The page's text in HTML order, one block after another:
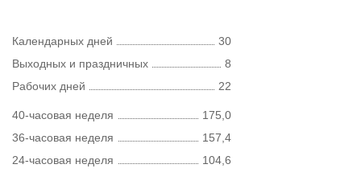
Календарных дней
30
Выходных и праздничных
8
Рабочих дней
22
40-часовая неделя
175,0
36-часовая неделя
157,4
24-часовая неделя
104,6